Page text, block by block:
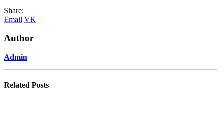
Share:
Email VK
Author
Admin
Related Posts